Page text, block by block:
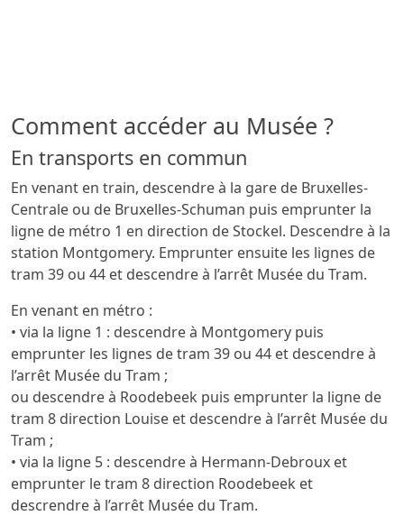
Comment accéder au Musée ?
En transports en commun
En venant en train, descendre à la gare de Bruxelles-
Centrale ou de Bruxelles-Schuman puis emprunter la
ligne de métro 1 en direction de Stockel. Descendre à la
station Montgomery. Emprunter ensuite les lignes de
tram 39 ou 44 et descendre à l’arrêt Musée du Tram.
En venant en métro :
• via la ligne 1 : descendre à Montgomery puis
emprunter les lignes de tram 39 ou 44 et descendre à
l’arrêt Musée du Tram ;
ou descendre à Roodebeek puis emprunter la ligne de
tram 8 direction Louise et descendre à l’arrêt Musée du
Tram ;
• via la ligne 5 : descendre à Hermann-Debroux et
emprunter le tram 8 direction Roodebeek et
descrendre à l’arrêt Musée du Tram.